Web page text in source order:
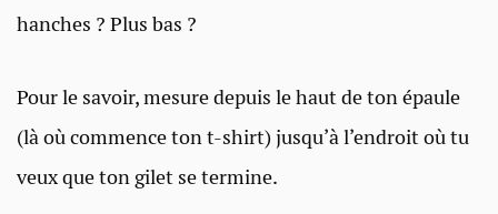
hanches ? Plus bas ?
Pour le savoir, mesure depuis le haut de ton épaule
(là où commence ton t-shirt) jusqu’à l’endroit où tu
veux que ton gilet se termine.